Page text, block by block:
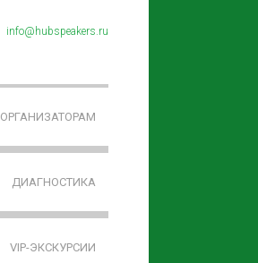
info@hubspeakers.ru
ДИАГНОСТИКА
VIP-ЭКСКУРСИИ